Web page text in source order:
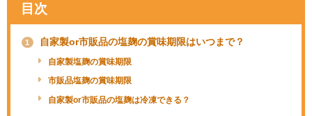
目次
1 自家製or市販品の塩麹の賞味期限はいつまで？
自家製塩麹の賞味期限
市販品塩麹の賞味期限
自家製or市販品の塩麹は冷凍できる？